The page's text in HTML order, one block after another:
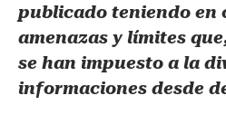
publicado teniendo en
amenazas y límites
se han impuesto a la
informaciones desde